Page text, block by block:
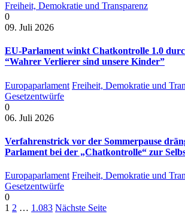
Freiheit, Demokratie und Transparenz
0
09. Juli 2026
EU-Parlament winkt Chatkontrolle 1.0
“Wahrer Verlierer sind unsere Kinder”
Europaparlament Freiheit, Demokratie und
Gesetzentwürfe
0
06. Juli 2026
Verfahrenstrick vor der Sommerpause
Parlament bei der „Chatkontrolle“ zur
Europaparlament Freiheit, Demokratie und
Gesetzentwürfe
0
1 2 … 1.083 Nächste Seite